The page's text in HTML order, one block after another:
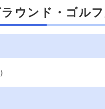
ウンド・ゴル